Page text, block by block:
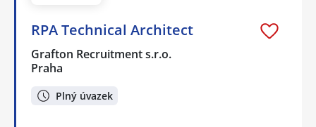
RPA Technical Architect
Grafton Recruitment s.r.o.
Praha
Plný úvazek